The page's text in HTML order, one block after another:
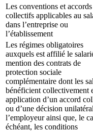
Les conventions et accords
collectifs applicables au
dans l’entreprise ou
l’établissement
Les régimes obligatoires
auxquels est affilié le
mention des contrats de
protection sociale
complémentaire dont les
bénéficient collectivement
application d’un accord
ou d’une décision
l’employeur ainsi que, le
échéant, les conditions